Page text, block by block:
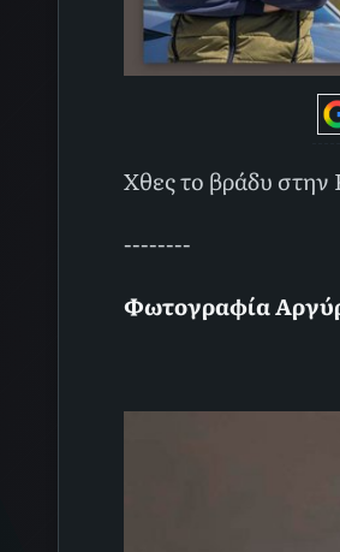
Χθες το βράδυ στην
--------
Φωτογραφία